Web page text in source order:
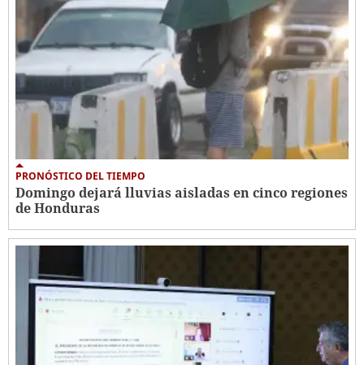
PRONÓSTICO DEL TIEMPO
Domingo dejará lluvias aisladas en cinco regiones
de Honduras